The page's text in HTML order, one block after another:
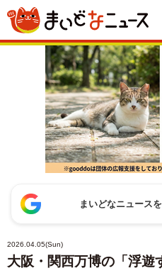
まいどなニュース
2026.04.05(Sun)
大阪・関西万博の「浮遊